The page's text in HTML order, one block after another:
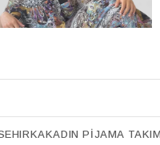
HIRKAKADIN PIJAMA